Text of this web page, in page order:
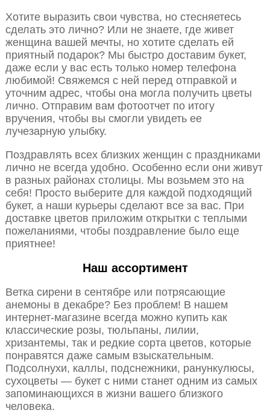
Хотите выразить свои чувства, но стесняетесь
сделать это лично? Или не знаете, где живет
женщина вашей мечты, но хотите сделать ей
приятный подарок? Мы быстро доставим букет,
даже если у вас есть только номер телефона
любимой! Свяжемся с ней перед отправкой и
уточним адрес, чтобы она могла получить цветы
лично. Отправим вам фотоотчет по итогу
вручения, чтобы вы смогли увидеть ее
лучезарную улыбку.
Поздравлять всех близких женщин с праздниками
лично не всегда удобно. Особенно если они живут
в разных районах столицы. Мы возьмем это на
себя! Просто выберите для каждой подходящий
букет, а наши курьеры сделают все за вас. При
доставке цветов приложим открытки с теплыми
пожеланиями, чтобы поздравление было еще
приятнее!
Наш ассортимент
Ветка сирени в сентябре или потрясающие
анемоны в декабре? Без проблем! В нашем
интернет-магазине всегда можно купить как
классические розы, тюльпаны, лилии,
хризантемы, так и редкие сорта цветов, которые
понравятся даже самым взыскательным.
Подсолнухи, каллы, подснежники, ранункулюсы,
сухоцветы — букет с ними станет одним из самых
запоминающихся в жизни вашего близкого
человека.